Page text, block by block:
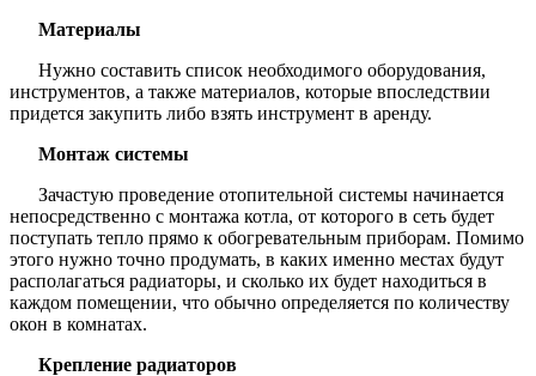
Материалы
Нужно составить список необходимого оборудования,
инструментов, а также материалов, которые впоследствии
придется закупить либо взять инструмент в аренду.
Монтаж системы
Зачастую проведение отопительной системы начинается
непосредственно с монтажа котла, от которого в сеть будет
поступать тепло прямо к обогревательным приборам. Помимо
этого нужно точно продумать, в каких именно местах будут
располагаться радиаторы, и сколько их будет находиться в
каждом помещении, что обычно определяется по количеству
окон в комнатах.
Крепление радиаторов